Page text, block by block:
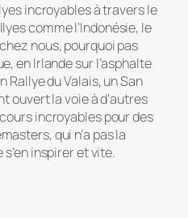
incroyables à travers le
comme l’Indonésie, le
nous, pourquoi pas
en Irlande sur l’asphalte
Rallye du Valais, un San
ouvert la voie à d’autres
incroyables pour des
qui n’a pas la
inspirer et vite.